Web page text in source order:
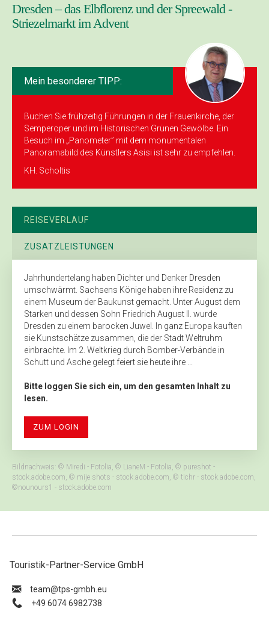
Dresden – das Elbflorenz und der Spreewald -
Striezelmarkt im Advent
Mein besonderer TIPP:
Buchen Sie frühzeitig ­Führungen in der Frauenkirche, der
Semperoper und im Historischen Grünen Gewölbe. Ein
Besuch im „Panometer” mit dem monumentalen
Panoramabild des Künstlers Asisi ist sehr zu empfehlen.
KH. Scholtis
REISEVERLAUF
ZUSATZLEISTUNGEN
Jahrhundertelang haben Dichter und Denker Dresden
umschwärmt. Sachsens Könige haben ihre Residenz zu
einem Museum der Baukunst gemacht. Unter August dem
Starken und dessen Sohn Friedrich August II. wurde
Dresden zu einem barocken Juwel. In ganz Europa kauften
sie Kunstschätze zusammen, die der Stadt Weltruhm
einbrachte. Im 2. Weltkrieg durch Bomber-Verbände in
Schutt und Asche gelegt feiert sie heute ihre ...
Bitte loggen Sie sich ein, um den gesamten Inhalt zu
lesen.
ZUM LOGIN
Bildnachweis: © Miredi - Fotolia, © LianeM - Fotolia, © pureshot -
stock.adobe.com, © mije shots - stock.adobe.com, © tichr - stock.adobe.com,
©nounours1 - stock.adobe.com
Touristik-Partner-Service GmbH
ue.hbmg-spt@maet
+49 6074 6982738